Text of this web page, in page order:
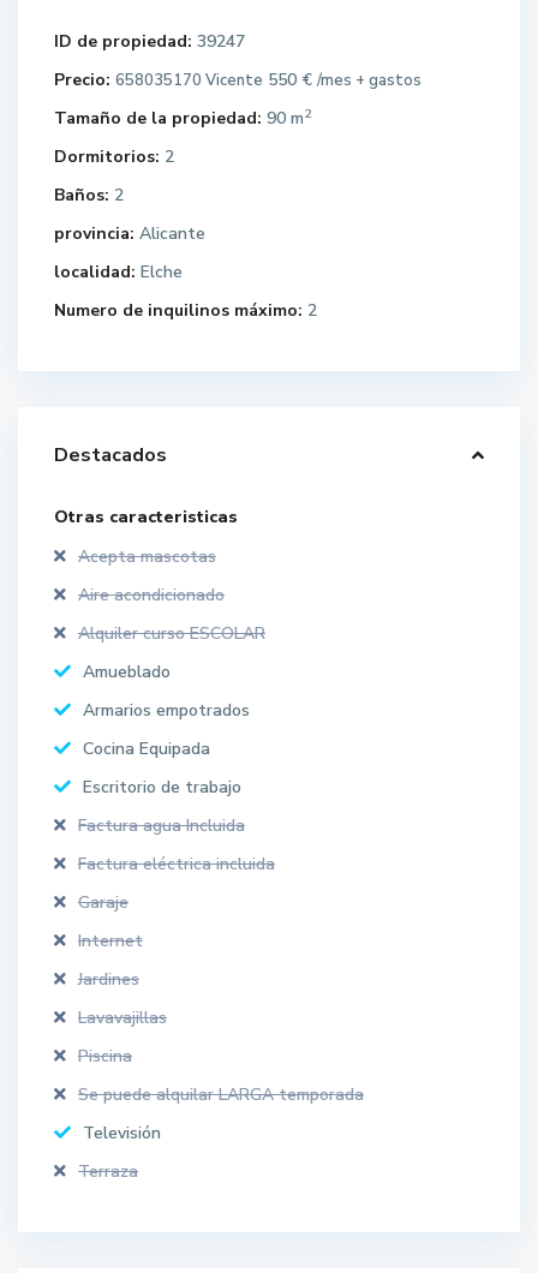
ID de propiedad: 39247
Precio: 658035170 Vicente 550 € /mes + gastos
Tamaño de la propiedad: 90 m2
Dormitorios: 2
Baños: 2
provincia: Alicante
localidad: Elche
Numero de inquilinos máximo: 2
Destacados
Otras caracteristicas
Acepta mascotas
Aire acondicionado
Alquiler curso ESCOLAR
Amueblado
Armarios empotrados
Cocina Equipada
Escritorio de trabajo
Factura agua Incluida
Factura eléctrica incluida
Garaje
Internet
Jardines
Lavavajillas
Piscina
Se puede alquilar LARGA temporada
Televisión
Terraza